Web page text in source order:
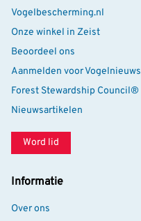
Vogelbescherming.nl
Onze winkel in Zeist
Beoordeel ons
Aanmelden voor Vogelnieuws
Forest Stewardship Council®
Nieuwsartikelen
Word lid
Informatie
Over ons